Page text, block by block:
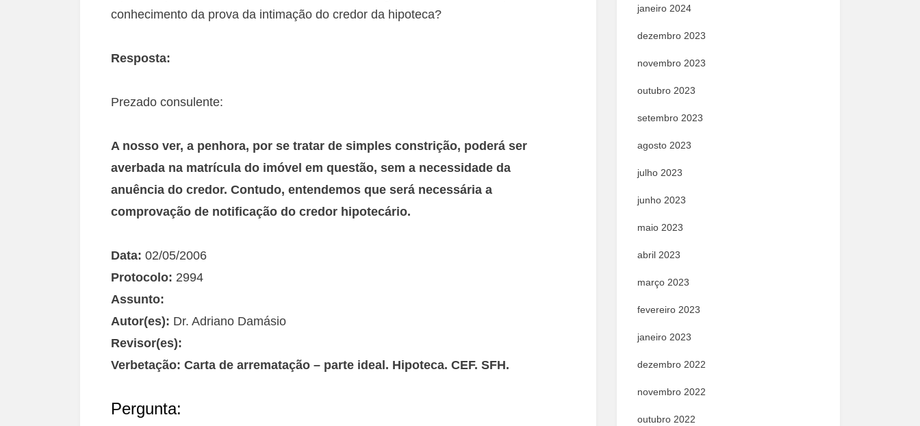
conhecimento da prova da intimação do credor da hipoteca?
Resposta:
Prezado consulente:
A nosso ver, a penhora, por se tratar de simples constrição, poderá ser
averbada na matrícula do imóvel em questão, sem a necessidade da
anuência do credor. Contudo, entendemos que será necessária a
comprovação de notificação do credor hipotecário.
Data: 02/05/2006
Protocolo: 2994
Assunto:
Autor(es): Dr. Adriano Damásio
Revisor(es):
Verbetação: Carta de arrematação – parte ideal. Hipoteca. CEF. SFH.
Pergunta:
janeiro 2024
dezembro 2023
novembro 2023
outubro 2023
setembro 2023
agosto 2023
julho 2023
junho 2023
maio 2023
abril 2023
março 2023
fevereiro 2023
janeiro 2023
dezembro 2022
novembro 2022
outubro 2022